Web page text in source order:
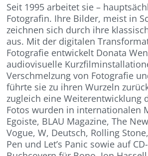
Seit 1995 arbeitet sie –
Fotografin. Ihre Bilder, meist in
zeichnen sich durch ihre
aus. Mit der digitalen
Fotografie entwickelt Donata
audiovisuelle
Verschmelzung von Fotografie
führte sie zu ihren Wurzeln
zugleich eine Weiterentwicklung
Fotos wurden in internationalen
Egoiste, BLAU Magazine, The
Vogue, W, Deutsch, Rolling
Pen und Let’s Panic sowie auf